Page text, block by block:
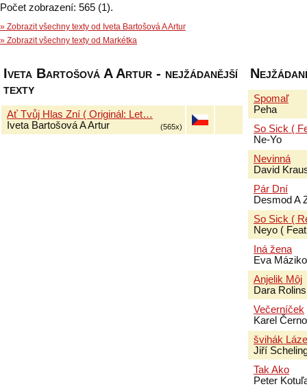
Počet zobrazení: 565 (1).
» Zobrazit všechny texty od Iveta Bartošová A Artur
» Zobrazit všechny texty od Markétka
Iveta Bartošová A Artur - nejžádanější
texty
Ať Tvůj Hlas Zní ( Originál: Let…
Iveta Bartošová A Artur
(565x)
Spomaľ
Peha
So Sick (
Ne-Yo
Nevinná
David
Pár Dní
Desmod A
So Sick (
Neyo (
Iná žena
Eva
Anjelik Môj
Dara Rolins
Večerníček
Karel
švihák
Jiří
Tak Ako
Peter